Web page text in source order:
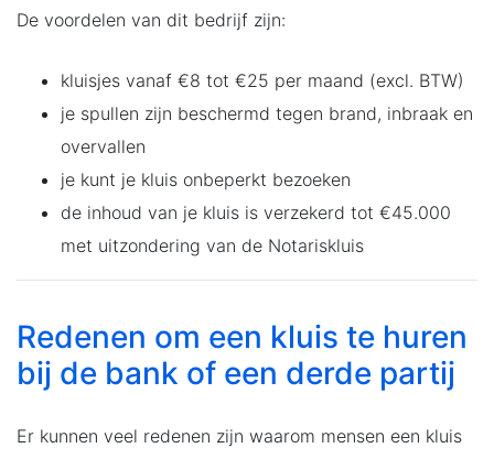
De voordelen van dit bedrijf zijn:
kluisjes vanaf €8 tot €25 per maand (excl. BTW)
je spullen zijn beschermd tegen brand, inbraak en
overvallen
je kunt je kluis onbeperkt bezoeken
de inhoud van je kluis is verzekerd tot €45.000
met uitzondering van de Notariskluis
Redenen om een kluis te huren
bij de bank of een derde partij
Er kunnen veel redenen zijn waarom mensen een kluis